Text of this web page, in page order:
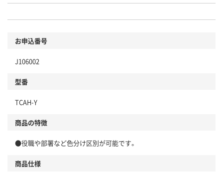
お申込番号
J106002
型番
TCAH-Y
商品の特徴
●役職や部署など色分け区別が可能です。
商品仕様